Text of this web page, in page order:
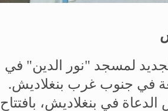
لمسجد "نور الدين" في
في جنوب غرب بنغلاديش.
في بنغلاديش، بافتتاح